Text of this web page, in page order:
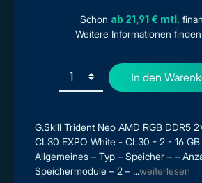
G.Skill Trident Neo AMD RGB DDR5
CL30 EXPO White - CL30 - 2 - 16
Allgemeines – Typ – Speicher – –
Speichermodule – 2 – ...weiterlesen
Schon ab 21,91 € mtl.
Weitere Informationen
In den